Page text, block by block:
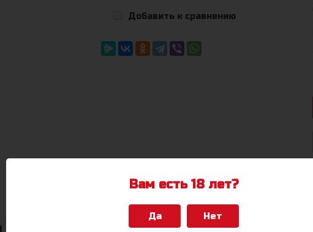
Вам есть 18 лет?
Да Нет
Добавить к сравнению